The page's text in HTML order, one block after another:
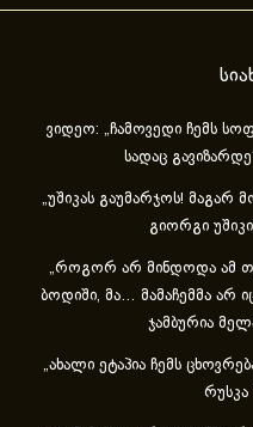
ვიდეო: „ჩამოვედი ჩემს
სადაც
„უშიკას გაუმარჯოს!
გიორგი
„როგორ არ მინდოდა ამ
ბოდიში, მა… მამაჩემმა არ
ჯამბურია
„ახა­ლი ეტა­პია ჩემს
რუსკა